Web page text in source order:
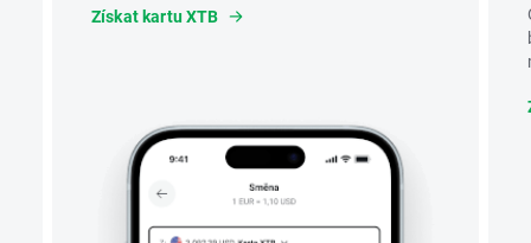
Získat kartu XTB